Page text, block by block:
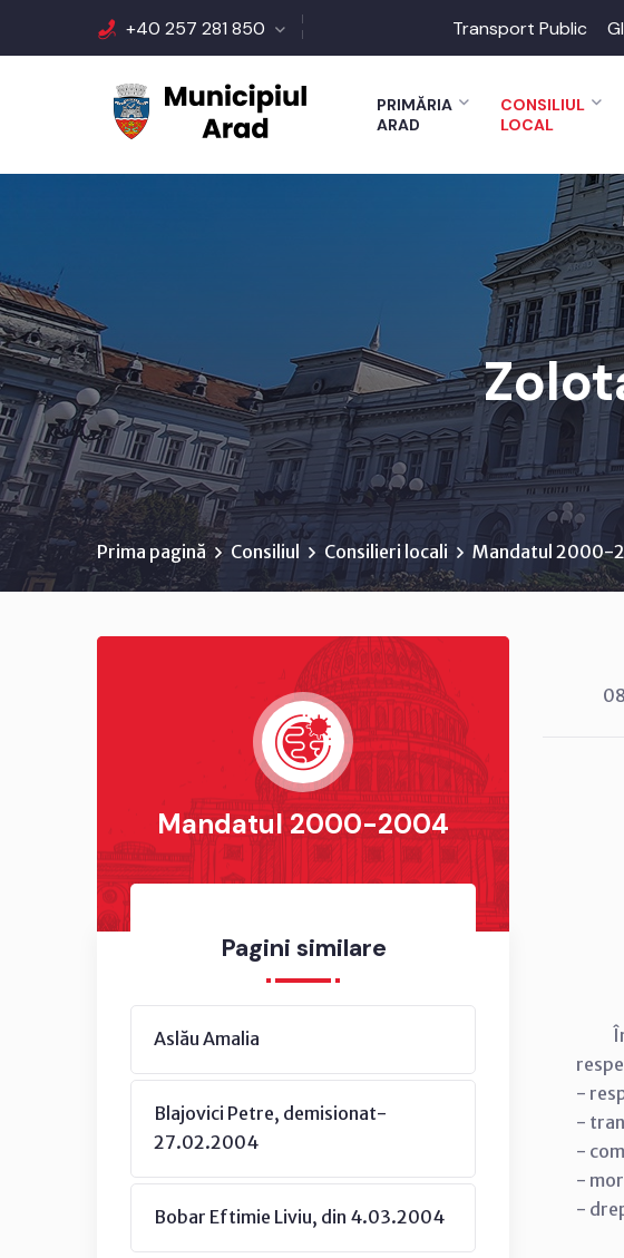
+40 257 281 850 Transport Public
PRIMĂRIA
ARAD
CONSILIUL
LOCAL
Prima pagină Consiliul Consilieri locali Mandatul 2000-
Mandatul 2000-2004
Pagini similare
Aslău Amalia
Blajovici Petre, demisionat-
27.02.2004
Bobar Eftimie Liviu, din 4.03.2004
În
-
-
-
-
-